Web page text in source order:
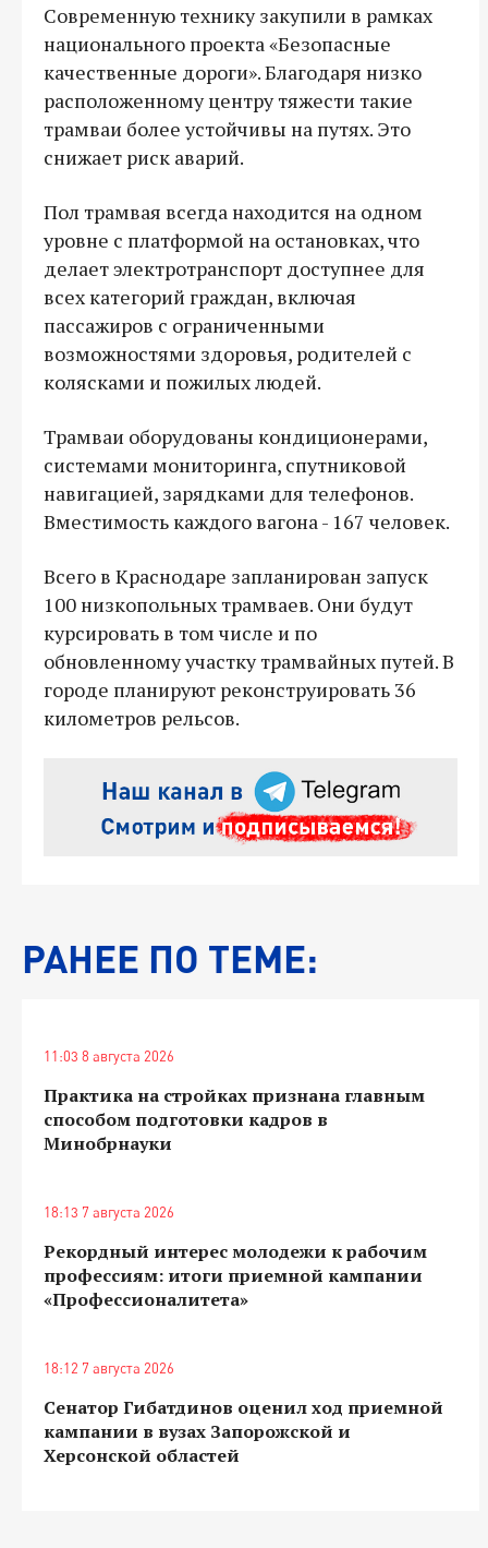
Современную технику закупили в рамках
национального проекта «Безопасные
качественные дороги». Благодаря низко
расположенному центру тяжести такие
трамваи более устойчивы на путях. Это
снижает риск аварий.
Пол трамвая всегда находится на одном
уровне с платформой на остановках, что
делает электротранспорт доступнее для
всех категорий граждан, включая
пассажиров с ограниченными
возможностями здоровья, родителей с
колясками и пожилых людей.
Трамваи оборудованы кондиционерами,
системами мониторинга, спутниковой
навигацией, зарядками для телефонов.
Вместимость каждого вагона - 167 человек.
Всего в Краснодаре запланирован запуск
100 низкопольных трамваев. Они будут
курсировать в том числе и по
обновленному участку трамвайных путей. В
городе планируют реконструировать 36
километров рельсов.
РАНЕЕ ПО ТЕМЕ:
11:03 8 августа 2026
Практика на стройках признана главным
способом подготовки кадров в
Минобрнауки
18:13 7 августа 2026
Рекордный интерес молодежи к рабочим
профессиям: итоги приемной кампании
«Профессионалитета»
18:12 7 августа 2026
Сенатор Гибатдинов оценил ход приемной
кампании в вузах Запорожской и
Херсонской областей